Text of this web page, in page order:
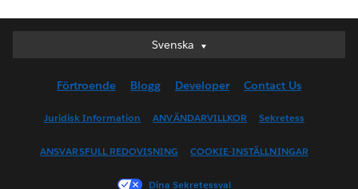
Svenska
Svenska
English (UK)
English (US)
Français (Canada)
Français (France)
Förtroende Blogg Developer Contact Us
Juridisk Information ANVÄNDARVILLKOR Sekretess
ANSVARSFULL REDOVISNING COOKIE-INSTÄLLNINGAR
Dina Sekretessval